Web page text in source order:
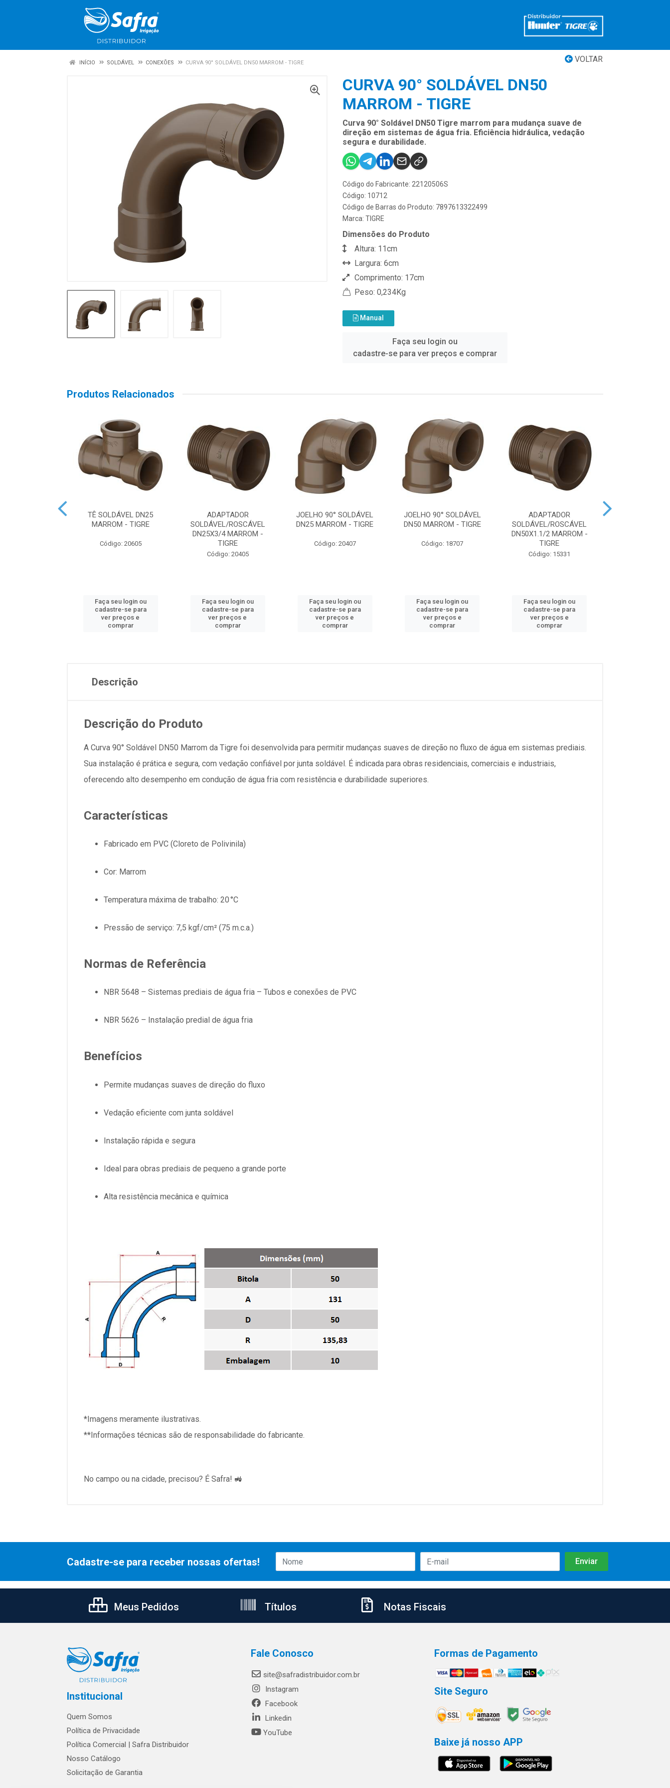
VOLTAR
INÍCIO SOLDÁVEL CONEXÕES CURVA 90° SOLDÁVEL DN50 MARROM - TIGRE
CURVA 90° SOLDÁVEL DN50
MARROM - TIGRE
Curva 90° Soldável DN50 Tigre marrom para mudança suave de
direção em sistemas de água fria. Eficiência hidráulica, vedação
segura e durabilidade.
Código do Fabricante: 22120506S
Código: 10712
Código de Barras do Produto: 7897613322499
Marca: TIGRE
Dimensões do Produto
Altura: 11cm
Largura: 6cm
Comprimento: 17cm
Peso: 0,234Kg
Manual
Faça seu login ou
cadastre-se para ver preços e comprar
Produtos Relacionados
TÊ SOLDÁVEL DN25
MARROM - TIGRE
Código: 20605
Faça seu login ou
cadastre-se para
ver preços e
comprar
ADAPTADOR
SOLDÁVEL/ROSCÁVEL
DN25X3/4 MARROM -
TIGRE
Código: 20405
Faça seu login ou
cadastre-se para
ver preços e
comprar
JOELHO 90° SOLDÁVEL
DN25 MARROM - TIGRE
Código: 20407
Faça seu login ou
cadastre-se para
ver preços e
comprar
JOELHO 90° SOLDÁVEL
DN50 MARROM - TIGRE
Código: 18707
Faça seu login ou
cadastre-se para
ver preços e
comprar
ADAPTADOR
SOLDÁVEL/ROSCÁVEL
DN50X1.1/2 MARROM -
TIGRE
Código: 15331
Faça seu login ou
cadastre-se para
ver preços e
comprar
Descrição
Descrição do Produto
A Curva 90° Soldável DN50 Marrom da Tigre foi desenvolvida para permitir mudanças suaves de direção no fluxo de água em sistemas prediais.
Sua instalação é prática e segura, com vedação confiável por junta soldável. É indicada para obras residenciais, comerciais e industriais,
oferecendo alto desempenho em condução de água fria com resistência e durabilidade superiores.
Características
Fabricado em PVC (Cloreto de Polivinila)
Cor: Marrom
Temperatura máxima de trabalho: 20 °C
Pressão de serviço: 7,5 kgf/cm² (75 m.c.a.)
Normas de Referência
NBR 5648 – Sistemas prediais de água fria – Tubos e conexões de PVC
NBR 5626 – Instalação predial de água fria
Benefícios
Permite mudanças suaves de direção do fluxo
Vedação eficiente com junta soldável
Instalação rápida e segura
Ideal para obras prediais de pequeno a grande porte
Alta resistência mecânica e química
*Imagens meramente ilustrativas.
**Informações técnicas são de responsabilidade do fabricante.
No campo ou na cidade, precisou? É Safra! 🚜
Cadastre-se para receber nossas ofertas!
Meus Pedidos Títulos Notas Fiscais
Institucional
Quem Somos
Política de Privacidade
Política Comercial | Safra Distribuidor
Nosso Catálogo
Solicitação de Garantia
Fale Conosco
site@safradistribuidor.com.br
Instagram
Facebook
Linkedin
YouTube
Formas de Pagamento
Site Seguro
Baixe já nosso APP